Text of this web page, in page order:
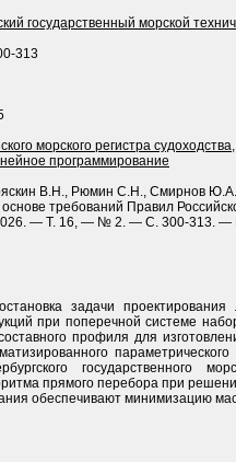
государственный морской
313
морского регистра судоходства,
программирование
В.Н., Рюмин С.Н., Смирнов
требований Правил
— Т. 16, — № 2. — С. 300-313. —
задачи
при поперечной системе
профиля для
государственного
прямого перебора при
обеспечивают минимизацию